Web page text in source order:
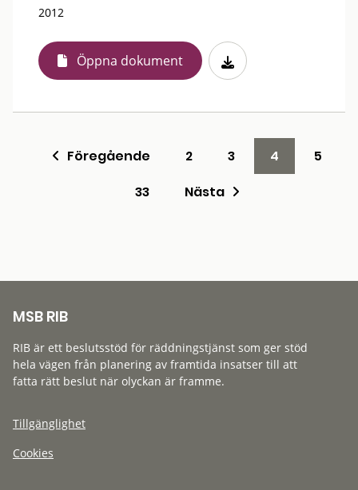
2012
Öppna dokument
Föregående 2 3 4
5
33
Nästa
MSB RIB
RIB är ett beslutsstöd för räddningstjänst som ger stöd
hela vägen från planering av framtida insatser till att
fatta rätt beslut när olyckan är framme.
Tillgänglighet
Cookies